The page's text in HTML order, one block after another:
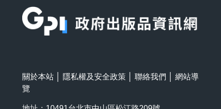
關於本站 隱私權及安全政策 聯絡我們
網站導
覽